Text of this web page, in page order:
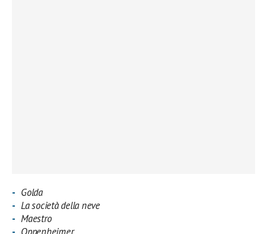
Golda
La società della neve
Maestro